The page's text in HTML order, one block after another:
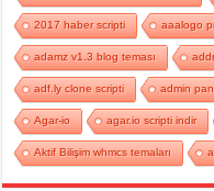
2017 haber scripti aaalogo
adamz v1.3 blog teması
adf.ly clone scripti admin
Agar-io agar.io scripti indir
Aktif Bilişim whmcs temaları